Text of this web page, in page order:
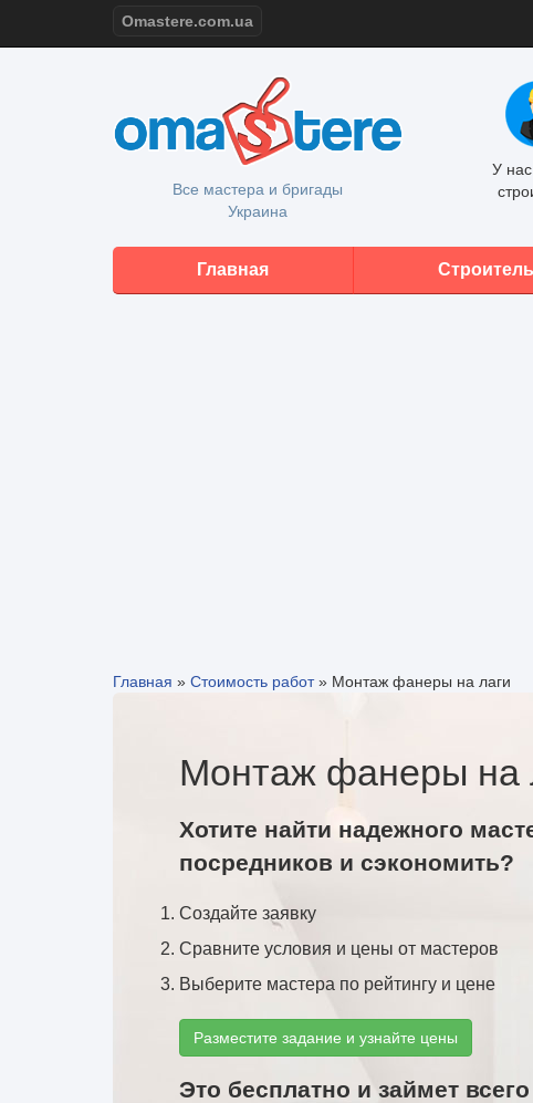
Omastere.com.ua
Все мастера и бригады
Украина
У нас
Главная
Главная » Стоимость работ» Монтаж фанеры на лаги
Монтаж фанеры на
Хотите найти надежного
посредников и сэкономить?
Создайте заявку
Сравните условия и цены от мастеров
Выберите мастера по рейтингу и цене
Разместите задание и узнайте цены
Это бесплатно и займет